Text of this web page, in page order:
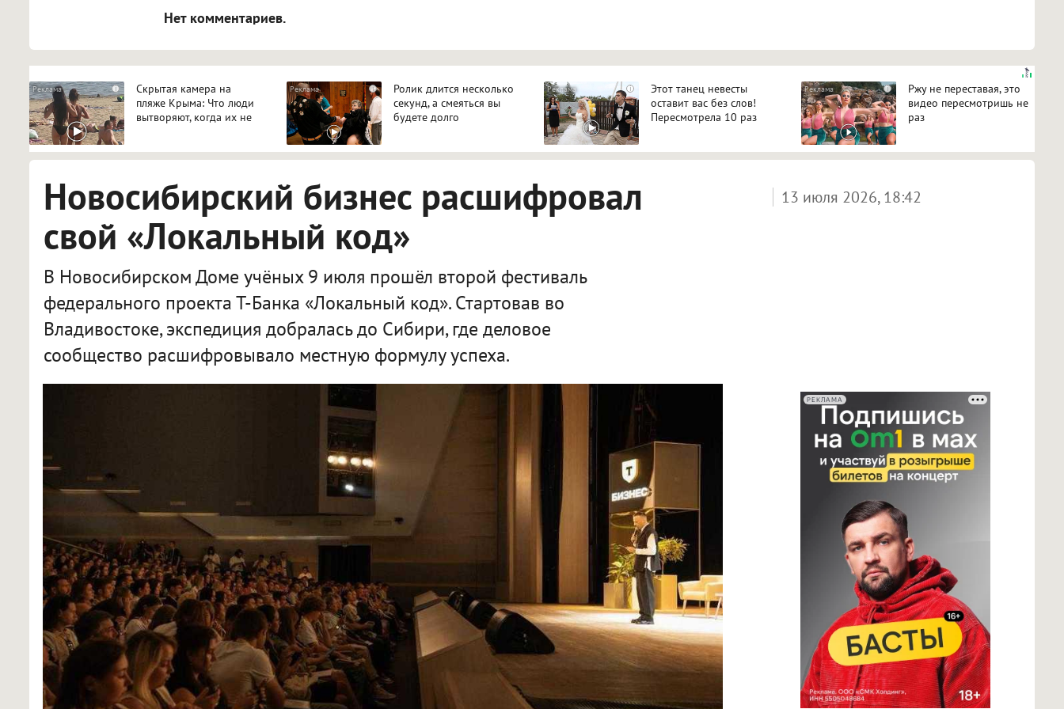
Нет комментариев.
i
Скрытая камера на
пляже Крыма: Что люди
вытворяют, когда их не
i
Ролик длится несколько
секунд, а смеяться вы
будете долго
i
Этот танец невесты
оставит вас без слов!
Пересмотрела 10 раз
i
Ржу не переставая, это
видео пересмотришь не
раз
Новосибирский бизнес расшифровал
свой «Локальный код»
В Новосибирском Доме учёных 9 июля прошёл второй фестиваль
федерального проекта Т-Банка «Локальный код». Стартовав во
Владивостоке, экспедиция добралась до Сибири, где деловое
сообщество расшифровывало местную формулу успеха.
13 июля 2026, 18:42
РЕКЛАМА